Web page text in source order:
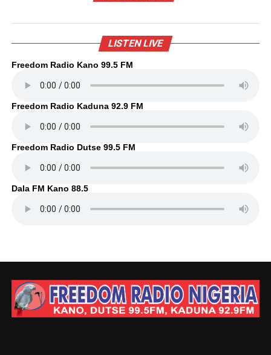
LISTEN LIVE
Freedom Radio Kano 99.5 FM
Freedom Radio Kaduna 92.9 FM
Freedom Radio Dutse 99.5 FM
Dala FM Kano 88.5